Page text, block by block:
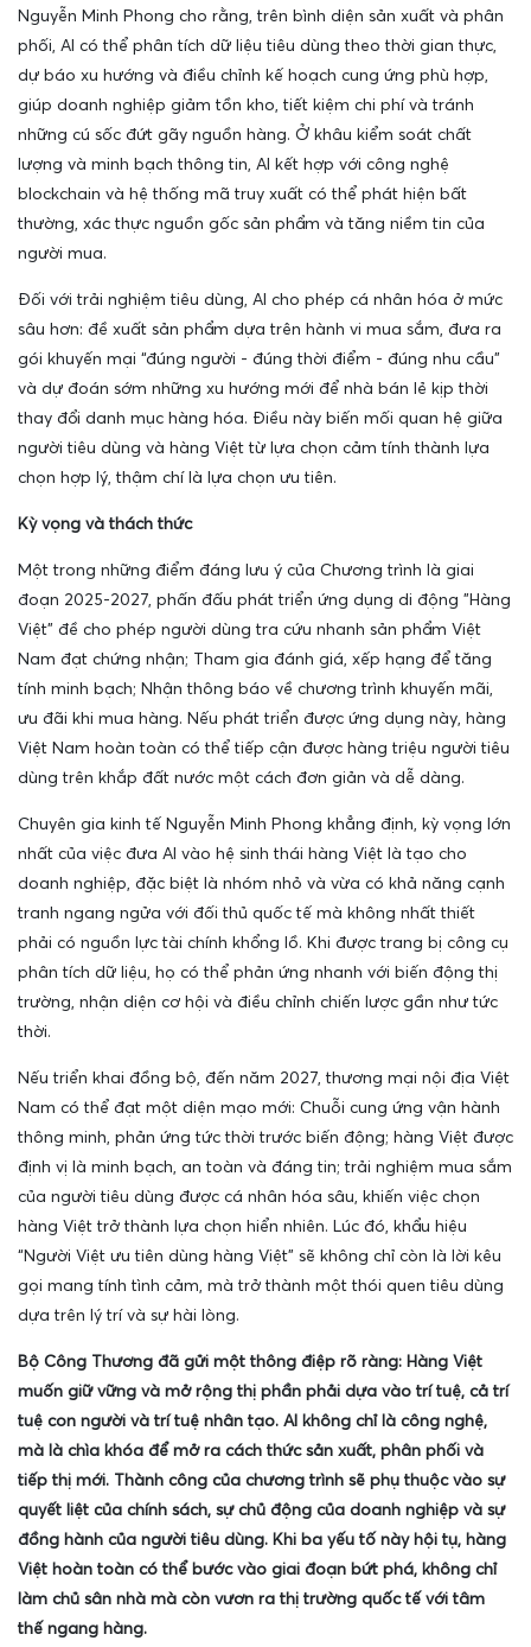
Nguyễn Minh Phong cho rằng, trên bình diện sản xuất và phân
phối, AI có thể phân tích dữ liệu tiêu dùng theo thời gian thực,
dự báo xu hướng và điều chỉnh kế hoạch cung ứng phù hợp,
giúp doanh nghiệp giảm tồn kho, tiết kiệm chi phí và tránh
những cú sốc đứt gãy nguồn hàng. Ở khâu kiểm soát chất
lượng và minh bạch thông tin, AI kết hợp với công nghệ
blockchain và hệ thống mã truy xuất có thể phát hiện bất
thường, xác thực nguồn gốc sản phẩm và tăng niềm tin của
người mua.
Đối với trải nghiệm tiêu dùng, AI cho phép cá nhân hóa ở mức
sâu hơn: đề xuất sản phẩm dựa trên hành vi mua sắm, đưa ra
gói khuyến mại “đúng người - đúng thời điểm - đúng nhu cầu”
và dự đoán sớm những xu hướng mới để nhà bán lẻ kịp thời
thay đổi danh mục hàng hóa. Điều này biến mối quan hệ giữa
người tiêu dùng và hàng Việt từ lựa chọn cảm tính thành lựa
chọn hợp lý, thậm chí là lựa chọn ưu tiên.
Kỳ vọng và thách thức
Một trong những điểm đáng lưu ý của Chương trình là giai
đoạn 2025-2027, phấn đấu phát triển ứng dụng di động "Hàng
Việt" đề cho phép người dùng tra cứu nhanh sản phẩm Việt
Nam đạt chứng nhận; Tham gia đánh giá, xếp hạng để tăng
tính minh bạch; Nhận thông báo về chương trình khuyến mãi,
ưu đãi khi mua hàng. Nếu phát triển được ứng dụng này, hàng
Việt Nam hoàn toàn có thể tiếp cận được hàng triệu người tiêu
dùng trên khắp đất nước một cách đơn giản và dễ dàng.
Chuyên gia kinh tế Nguyễn Minh Phong khẳng định, kỳ vọng lớn
nhất của việc đưa AI vào hệ sinh thái hàng Việt là tạo cho
doanh nghiệp, đặc biệt là nhóm nhỏ và vừa có khả năng cạnh
tranh ngang ngửa với đối thủ quốc tế mà không nhất thiết
phải có nguồn lực tài chính khổng lồ. Khi được trang bị công cụ
phân tích dữ liệu, họ có thể phản ứng nhanh với biến động thị
trường, nhận diện cơ hội và điều chỉnh chiến lược gần như tức
thời.
Nếu triển khai đồng bộ, đến năm 2027, thương mại nội địa Việt
Nam có thể đạt một diện mạo mới: Chuỗi cung ứng vận hành
thông minh, phản ứng tức thời trước biến động; hàng Việt được
định vị là minh bạch, an toàn và đáng tin; trải nghiệm mua sắm
của người tiêu dùng được cá nhân hóa sâu, khiến việc chọn
hàng Việt trở thành lựa chọn hiển nhiên. Lúc đó, khẩu hiệu
“Người Việt ưu tiên dùng hàng Việt” sẽ không chỉ còn là lời kêu
gọi mang tính tình cảm, mà trở thành một thói quen tiêu dùng
dựa trên lý trí và sự hài lòng.
Bộ Công Thương đã gửi một thông điệp rõ ràng: Hàng Việt
muốn giữ vững và mở rộng thị phần phải dựa vào trí tuệ, cả trí
tuệ con người và trí tuệ nhân tạo. AI không chỉ là công nghệ,
mà là chìa khóa để mở ra cách thức sản xuất, phân phối và
tiếp thị mới. Thành công của chương trình sẽ phụ thuộc vào sự
quyết liệt của chính sách, sự chủ động của doanh nghiệp và sự
đồng hành của người tiêu dùng. Khi ba yếu tố này hội tụ, hàng
Việt hoàn toàn có thể bước vào giai đoạn bứt phá, không chỉ
làm chủ sân nhà mà còn vươn ra thị trường quốc tế với tâm
thế ngang hàng.